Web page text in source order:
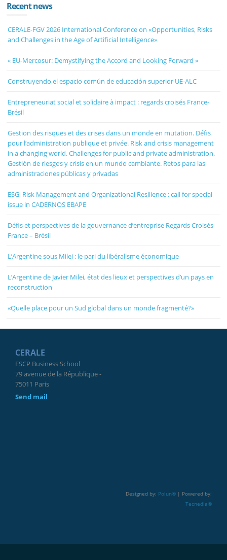
Recent news
CERALE-FGV 2026 International Conference on «Opportunities, Risks
and Challenges in the Age of Artificial Intelligence»
« EU-Mercosur: Demystifying the Accord and Looking Forward »
Construyendo el espacio común de educación superior UE-ALC
Entrepreneuriat social et solidaire à impact : regards croisés France-
Brésil
Gestion des risques et des crises dans un monde en mutation. Défis
pour l’administration publique et privée. Risk and crisis management
in a changing world. Challenges for public and private administration.
Gestión de riesgos y crisis en un mundo cambiante. Retos para las
administraciones públicas y privadas
ESG, Risk Management and Organizational Resilience : call for special
issue in CADERNOS EBAPE
Défis et perspectives de la gouvernance d’entreprise Regards Croisés
France – Brésil
L’Argentine sous Milei : le pari du libéralisme économique
L’Argentine de Javier Milei, état des lieux et perspectives d’un pays en
reconstruction
«Quelle place pour un Sud global dans un monde fragmenté?»
CERALE
ESCP Business School
79 avenue de la République -
75011 Paris
Send mail
Designed by: Polun®| Powered by:
Tecnedia®